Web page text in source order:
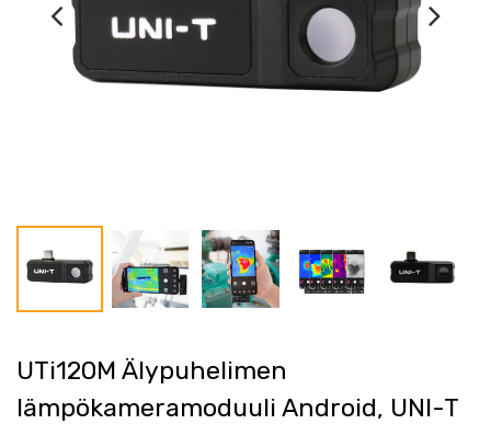
UTi120M Älypuhelimen
lämpökameramoduuli Android, UNI-T